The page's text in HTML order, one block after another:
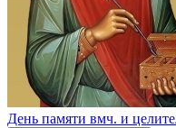
День памяти вмч. и